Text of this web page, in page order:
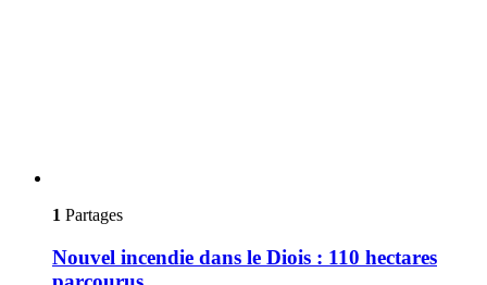
1 Partages
Nouvel incendie dans le Diois : 110 hectares